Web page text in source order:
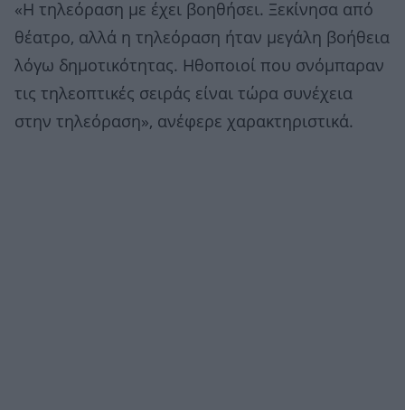
«Η τηλεόραση με έχει βοηθήσει. Ξεκίνησα από
θέατρο, αλλά η τηλεόραση ήταν μεγάλη βοήθεια
λόγω δημοτικότητας. Ηθοποιοί που σνόμπαραν
τις τηλεοπτικές σειράς είναι τώρα συνέχεια
στην τηλεόραση», ανέφερε χαρακτηριστικά.